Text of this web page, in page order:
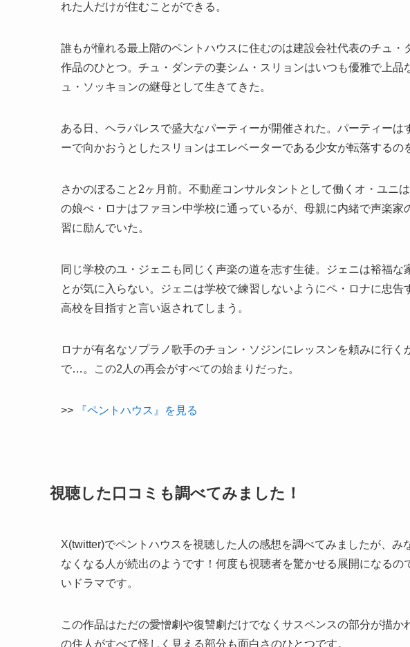
れた人だけが住むことができる。
誰もが憧れる最上階のペントハウスに住むのは建設会社代表のチュ
作品のひとつ。チュ・ダンテの妻シム・スリョンはいつも優雅で上
ュ・ソッキョンの継母として生きてきた。
ある日、ヘラパレスで盛大なパーティーが開催された。パーティー
ーで向かおうとしたスリョンはエレベーターである少女が転落するの
さかのぼること2ヶ月前。不動産コンサルタントとして働くオ・ユニ
の娘ぺ・ロナはファヨン中学校に通っているが、母親に内緒で声楽
習に励んでいた。
同じ学校のユ・ジェニも同じく声楽の道を志す生徒。ジェニは裕福な
とが気に入らない。ジェニは学校で練習しないようにペ・ロナに忠
高校を目指すと言い返されてしまう。
ロナが有名なソプラノ歌手のチョン・ソジンにレッスンを頼みに行
で…。この2人の再会がすべての始まりだった。
>> 『ペントハウス』を見る
視聴した口コミも調べてみました！
X(twitter)でペントハウスを視聴した人の感想を調べてみましたが、み
なくなる人が続出のようです！何度も視聴者を驚かせる展開になる
いドラマです。
この作品はただの愛憎劇や復讐劇だけでなくサスペンスの部分が描
の住人がすべて怪しく見える部分も面白さのひとつです。